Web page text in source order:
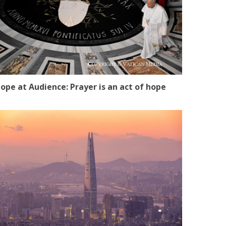
at Audience: Prayer is an act of hope